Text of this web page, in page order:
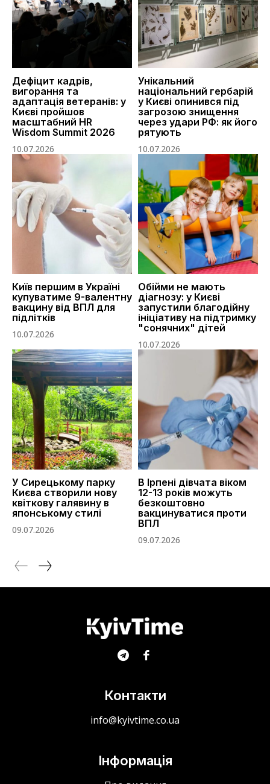
Дефіцит кадрів,
вигорання та
адаптація ветеранів: у
Києві пройшов
масштабний HR
Wisdom Summit 2026
10.07.2026
Унікальний
національний гербарій
у Києві опинився під
загрозою знищення
через удари РФ: як його
рятують
10.07.2026
Київ першим в Україні
купуватиме 9-валентну
вакцину від ВПЛ для
підлітків
10.07.2026
Обійми не мають
діагнозу: у Києві
запустили благодійну
ініціативу на підтримку
"сонячних" дітей
10.07.2026
У Сирецькому парку
Києва створили нову
квіткову галявину в
японському стилі
09.07.2026
В Ірпені дівчата віком
12-13 років можуть
безкоштовно
вакцинуватися проти
ВПЛ
09.07.2026
Контакти
info@kyivtime.co.ua
Інформація